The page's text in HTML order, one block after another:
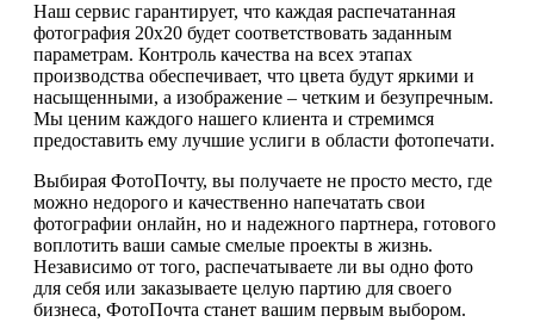
Наш сервис гарантирует, что каждая распечатанная
фотография 20х20 будет соответствовать заданным
параметрам. Контроль качества на всех этапах
производства обеспечивает, что цвета будут яркими и
насыщенными, а изображение – четким и безупречным.
Мы ценим каждого нашего клиента и стремимся
предоставить ему лучшие услиги в области фотопечати.
Выбирая ФотоПочту, вы получаете не просто место, где
можно недорого и качественно напечатать свои
фотографии онлайн, но и надежного партнера, готового
воплотить ваши самые смелые проекты в жизнь.
Независимо от того, распечатываете ли вы одно фото
для себя или заказываете целую партию для своего
бизнеса, ФотоПочта станет вашим первым выбором.